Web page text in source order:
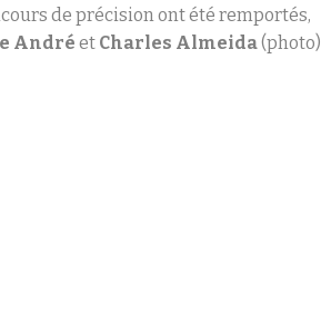
de précision ont été remportés,
André et Charles Almeida(photo)